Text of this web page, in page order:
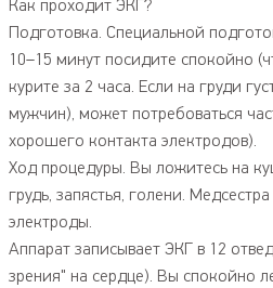
Как проходит ЭКГ?
Подготовка. Специальной
10–15 минут посидите спокойно
курите за 2 часа. Если на груди
мужчин), может потребоваться
хорошего контакта электродов).
Ход процедуры. Вы ложитесь на
грудь, запястья, голени.
электроды.
Аппарат записывает ЭКГ в 12
зрения" на сердце). Вы спокойно